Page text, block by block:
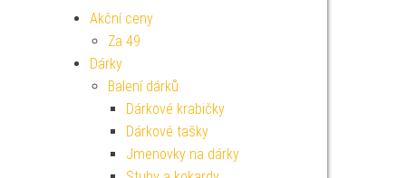
Akční ceny
Za 49
Dárky
Balení dárků
Dárkové krabičky
Dárkové tašky
Jmenovky na dárky